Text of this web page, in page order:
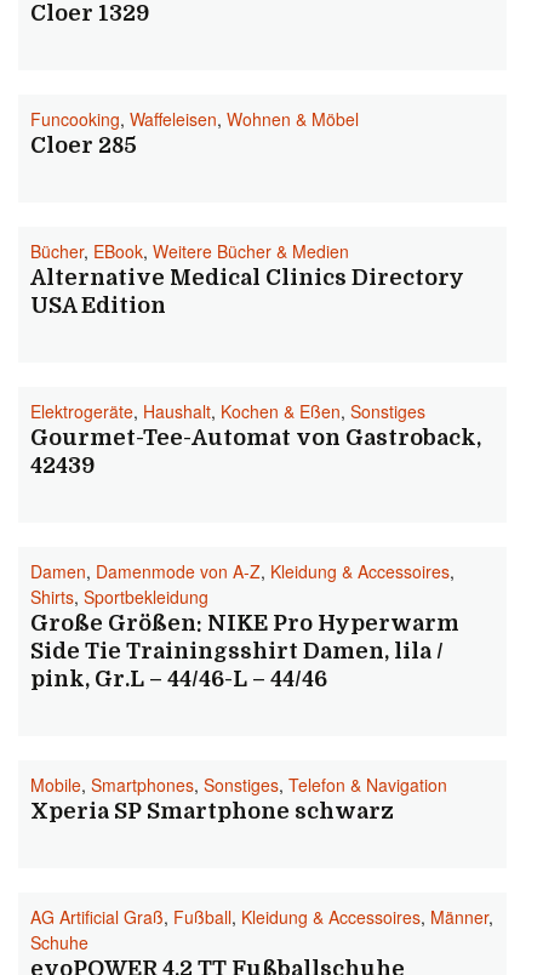
Cloer 1329
Funcooking, Waffeleisen, Wohnen & Möbel
Cloer 285
Bücher, EBook, Weitere Bücher & Medien
Alternative Medical Clinics Directory
USA Edition
Elektrogeräte, Haushalt, Kochen & Eßen, Sonstiges
Gourmet-Tee-Automat von Gastroback,
42439
Damen, Damenmode von A-Z, Kleidung & Accessoires,
Shirts, Sportbekleidung
Große Größen: NIKE Pro Hyperwarm
Side Tie Trainingsshirt Damen, lila /
pink, Gr.L – 44/46-L – 44/46
Mobile, Smartphones, Sonstiges, Telefon & Navigation
Xperia SP Smartphone schwarz
AG Artificial Graß, Fußball, Kleidung & Accessoires, Männer,
Schuhe
evoPOWER 4.2 TT Fußballschuhe